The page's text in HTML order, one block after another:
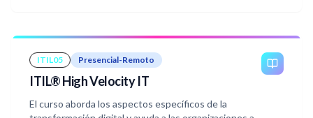
ITIL05 Presencial-Remoto
ITIL® High Velocity IT
El curso aborda los aspectos específicos de la